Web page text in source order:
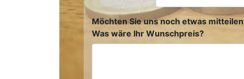
Möchten Sie uns noch etwas
Was wäre Ihr Wunschpreis?